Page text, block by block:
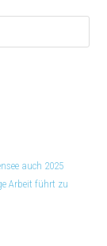
auch 2025
Arbeit führt zu